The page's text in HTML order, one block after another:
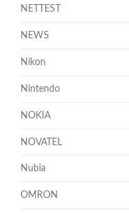
NETTEST
NEWS
Nikon
Nintendo
NOKIA
NOVATEL
Nubia
OMRON